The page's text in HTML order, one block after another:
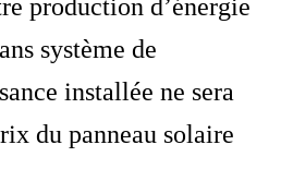
production d’énergie
système de
installée ne sera
du panneau solaire